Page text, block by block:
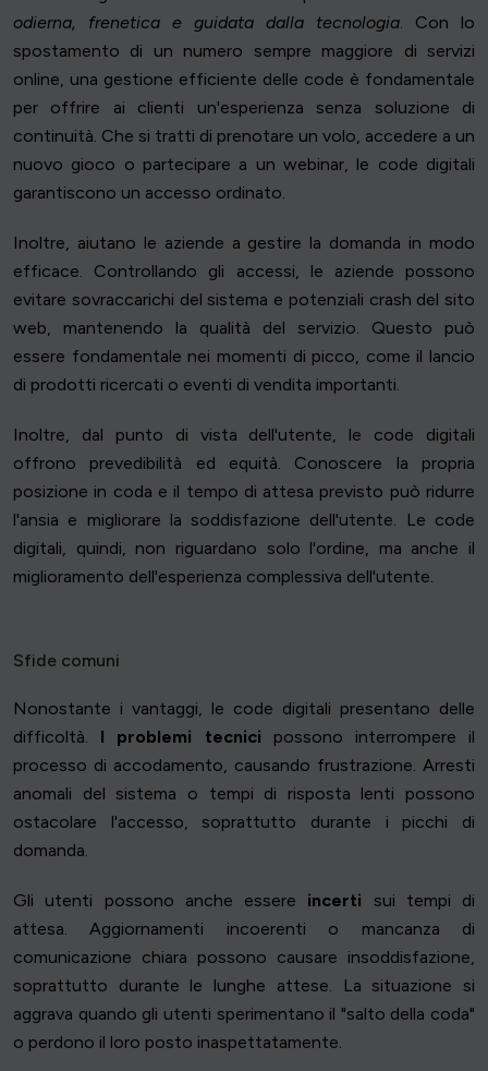
odierna, frenetica e guidata dalla tecnologia. Con lo
spostamento di un numero sempre maggiore di servizi
online, una gestione efficiente delle code è fondamentale
per offrire ai clienti un'esperienza senza soluzione di
continuità. Che si tratti di prenotare un volo, accedere a un
nuovo gioco o partecipare a un webinar, le code digitali
garantiscono un accesso ordinato.
Inoltre, aiutano le aziende a gestire la domanda in modo
efficace. Controllando gli accessi, le aziende possono
evitare sovraccarichi del sistema e potenziali crash del sito
web, mantenendo la qualità del servizio. Questo può
essere fondamentale nei momenti di picco, come il lancio
di prodotti ricercati o eventi di vendita importanti.
Inoltre, dal punto di vista dell'utente, le code digitali
offrono prevedibilità ed equità. Conoscere la propria
posizione in coda e il tempo di attesa previsto può ridurre
l'ansia e migliorare la soddisfazione dell'utente. Le code
digitali, quindi, non riguardano solo l'ordine, ma anche il
miglioramento dell'esperienza complessiva dell'utente.
Sfide comuni
Nonostante i vantaggi, le code digitali presentano delle
difficoltà. I problemi tecnici possono interrompere il
processo di accodamento, causando frustrazione. Arresti
anomali del sistema o tempi di risposta lenti possono
ostacolare l'accesso, soprattutto durante i picchi di
domanda.
Gli utenti possono anche essere incerti sui tempi di
attesa. Aggiornamenti incoerenti o mancanza di
comunicazione chiara possono causare insoddisfazione,
soprattutto durante le lunghe attese. La situazione si
aggrava quando gli utenti sperimentano il "salto della coda"
o perdono il loro posto inaspettatamente.